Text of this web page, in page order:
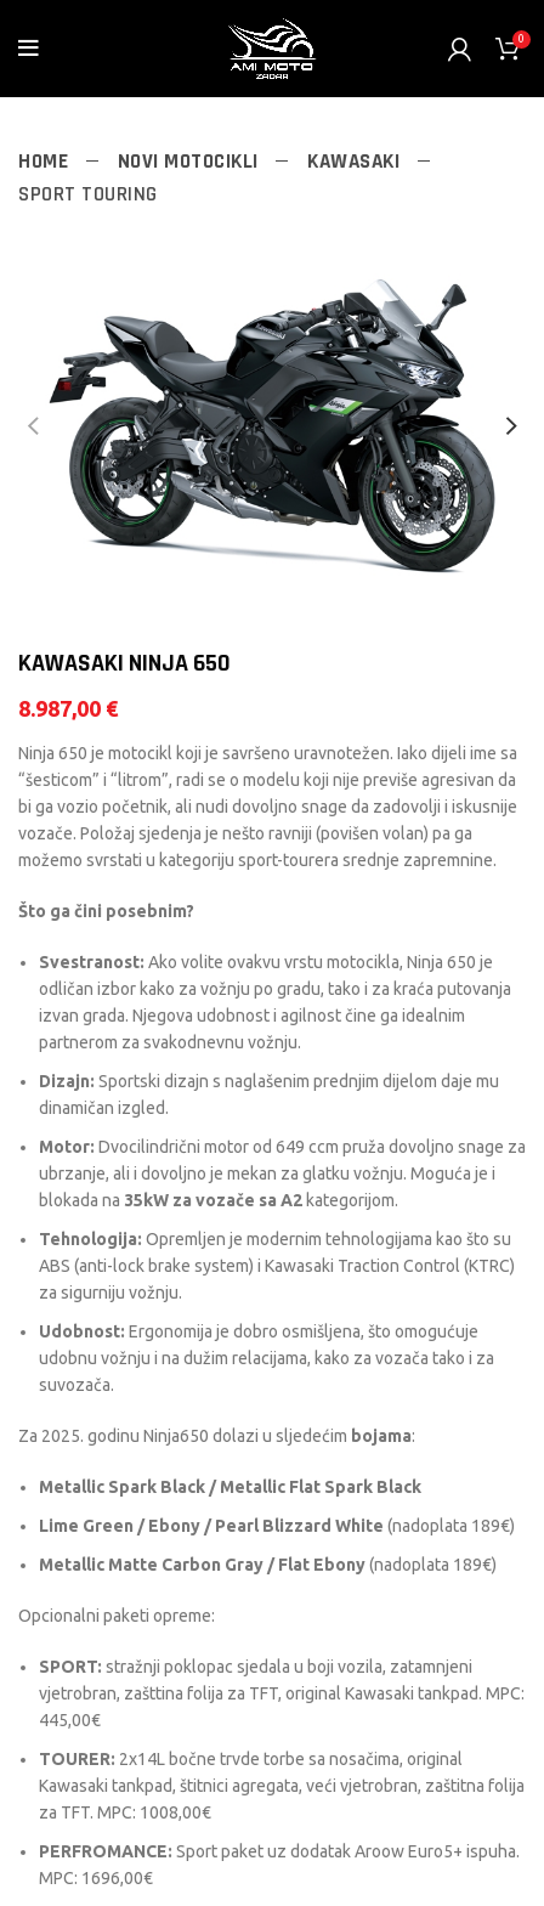
0
HOME NOVI MOTOCIKLI
KAWASAKI
SPORT TOURING
KAWASAKI NINJA 650
8.987,00 €
Ninja 650 je motocikl koji je savršeno uravnotežen. Iako dijeli ime sa
“šesticom” i “litrom”, radi se o modelu koji nije previše agresivan da
bi ga vozio početnik, ali nudi dovoljno snage da zadovolji i iskusnije
vozače. Položaj sjedenja je nešto ravniji (povišen volan) pa ga
možemo svrstati u kategoriju sport-tourera srednje zapremnine.
Što ga čini posebnim?
Svestranost: Ako volite ovakvu vrstu motocikla, Ninja 650 je
odličan izbor kako za vožnju po gradu, tako i za kraća putovanja
izvan grada. Njegova udobnost i agilnost čine ga idealnim
partnerom za svakodnevnu vožnju.
Dizajn: Sportski dizajn s naglašenim prednjim dijelom daje mu
dinamičan izgled.
Motor: Dvocilindrični motor od 649 ccm pruža dovoljno snage za
ubrzanje, ali i dovoljno je mekan za glatku vožnju. Moguća je i
blokada na 35kW za vozače sa A2 kategorijom.
Tehnologija: Opremljen je modernim tehnologijama kao što su
ABS (anti-lock brake system) i Kawasaki Traction Control (KTRC)
za sigurniju vožnju.
Udobnost: Ergonomija je dobro osmišljena, što omogućuje
udobnu vožnju i na dužim relacijama, kako za vozača tako i za
suvozača.
Za 2025. godinu Ninja650 dolazi u sljedećim bojama:
Metallic Spark Black / Metallic Flat Spark Black
Lime Green / Ebony / Pearl Blizzard White (nadoplata 189€)
Metallic Matte Carbon Gray / Flat Ebony(nadoplata 189€)
Opcionalni paketi opreme:
SPORT: stražnji poklopac sjedala u boji vozila, zatamnjeni
vjetrobran, zašttina folija za TFT, original Kawasaki tankpad. MPC:
445,00€
TOURER: 2x14L bočne trvde torbe sa nosačima, original
Kawasaki tankpad, štitnici agregata, veći vjetrobran, zaštitna folija
za TFT. MPC: 1008,00€
PERFROMANCE: Sport paket uz dodatak Aroow Euro5+ ispuha.
MPC: 1696,00€